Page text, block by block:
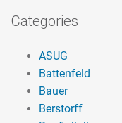
Categories
ASUG
Battenfeld
Bauer
Berstorff